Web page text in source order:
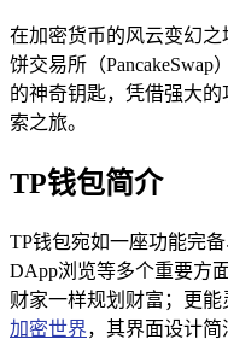
在加密货币的风云变幻
饼交易所（
的神奇钥匙，凭借强大
索之旅。
TP钱包简介
TP钱包宛如一座功能完
DApp浏览等多个重要方
财家一样规划财富；更
加密世界，其界面设计